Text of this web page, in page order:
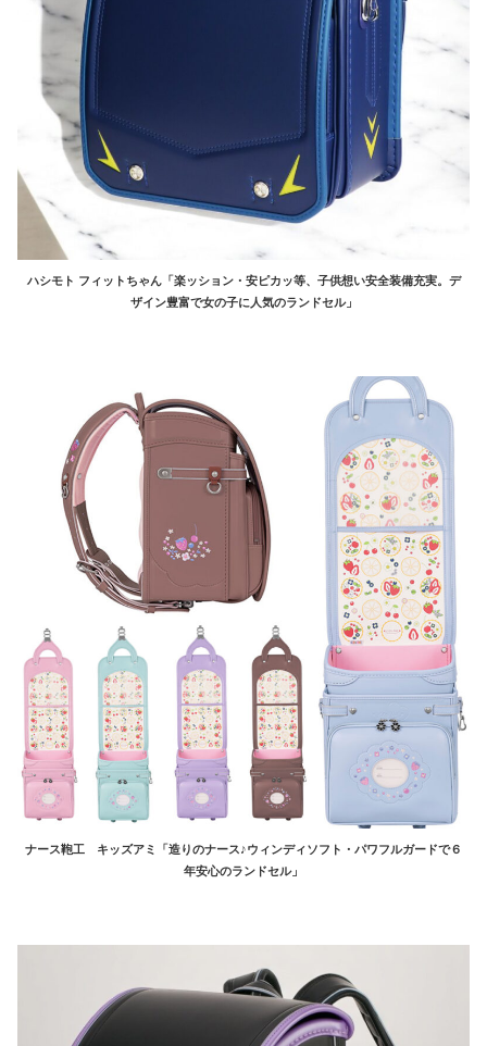
ハシモト フィットちゃん「楽ッション・安ピカッ等、子供想い安全装備充実。デ
ザイン豊富で女の子に人気のランドセル」
ナース鞄工 キッズアミ「造りのナース♪ウィンディソフト・パワフルガードで６
年安心のランドセル」